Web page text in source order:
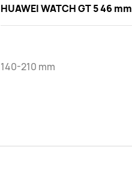
HUAWEI WATCH GT 5 46 mm
140-210 mm